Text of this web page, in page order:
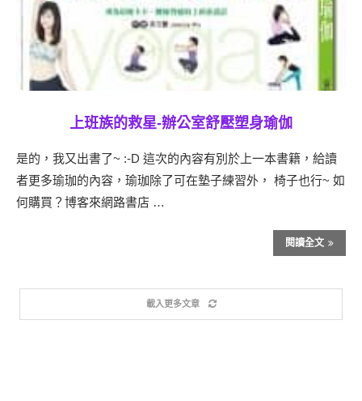
上班族的救星-辦公室舒壓塑身瑜伽
是的，我又出書了~ :-D 這次的內容有別於上一本書籍，給讀
者更多瑜珈的內容，瑜珈除了可在墊子練習外， 椅子也行~ 如
何購買？博客來網路書店 …
閱讀全文
載入更多文章